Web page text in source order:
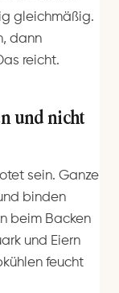
gleichmäßig.
dann
reicht.
und nicht
sein. Ganze
binden
beim Backen
und Eiern
feucht